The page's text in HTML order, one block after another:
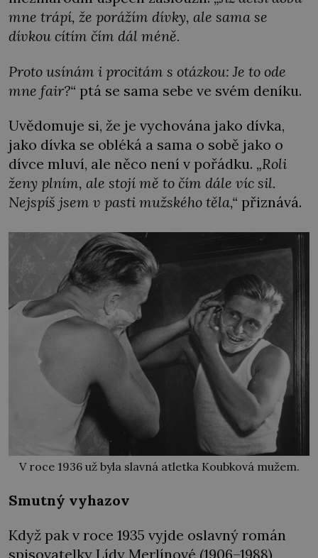
mne trápí, že porážím dívky, ale sama se
dívkou cítím čím dál méně.
Proto usínám i procitám s otázkou: Je to ode
mne fair?“ ptá se sama sebe ve svém deníku.
Uvědomuje si, že je vychována jako dívka,
jako dívka se obléká a sama o sobě jako o
dívce mluví, ale něco není v pořádku. „Roli
ženy plním, ale stojí mě to čím dále víc sil.
Nejspíš jsem v pasti mužského těla,“ přiznává.
V roce 1936 už byla slavná atletka Koubková mužem.
Smutný vyhazov
Když pak v roce 1935 vyjde oslavný román
spisovatelky Lídy Merlínové (1906–1988)